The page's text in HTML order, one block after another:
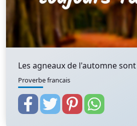
Les agneaux de l'automne
Proverbe francais